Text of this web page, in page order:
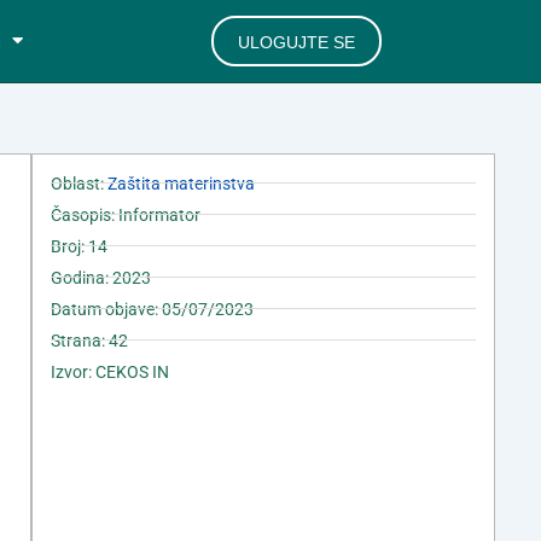
ULOGUJTE SE
Oblast:Zaštita materinstva
Časopis: Informator
Broj: 14
Godina: 2023
Datum objave: 05/07/2023
Strana: 42
Izvor: CEKOS IN